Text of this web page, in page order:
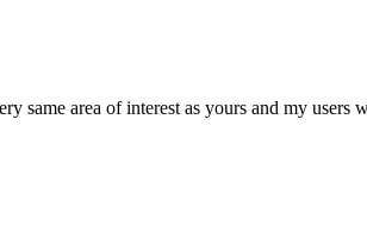
same area of interest as yours and my users